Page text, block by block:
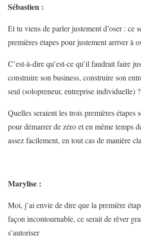
Sébastien :
Et tu viens de parler justement d’oser : ce
premières étapes pour justement arriver à
C’est-à-dire qu’est-ce qu’il faudrait faire
construire son business, construire son
seul (solopreneur, entreprise individuelle) ?
Quelles seraient les trois premières étapes
pour démarrer de zéro et en même temps
assez facilement, en tout cas de manière
Marylise :
Moi, j’ai envie de dire que la première
façon incontournable, ce serait de rêver
s’autoriser